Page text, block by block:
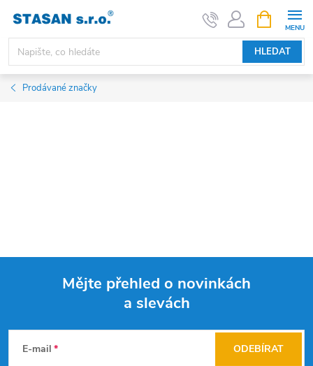
obsah
HLEDAT
NÁKUPNÍ
KOŠÍK
Prodávané značky
Mějte přehled o novinkách
a slevách
E-mail ODEBÍRAT